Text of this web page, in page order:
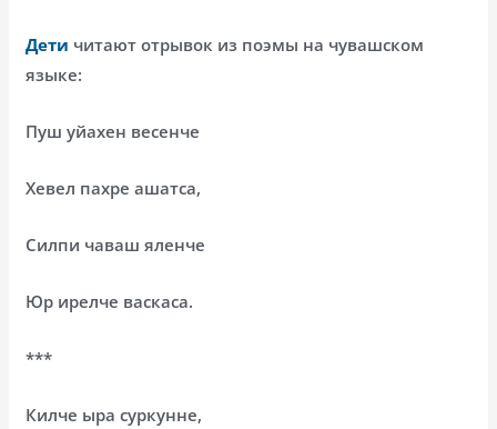
Дети читают отрывок из поэмы на чувашском
языке:
Пуш уйахен весенче
Хевел пахре ашатса,
Силпи чаваш яленче
Юр ирелче васкаса.
***
Килче ыра суркунне,